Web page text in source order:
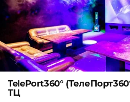
TelePort360°
ТЦ